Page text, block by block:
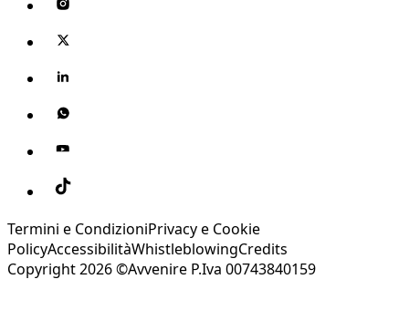
Termini e CondizioniPrivacy e Cookie
PolicyAccessibilitàWhistleblowingCredits
Copyright 2026 ©Avvenire P.Iva 00743840159